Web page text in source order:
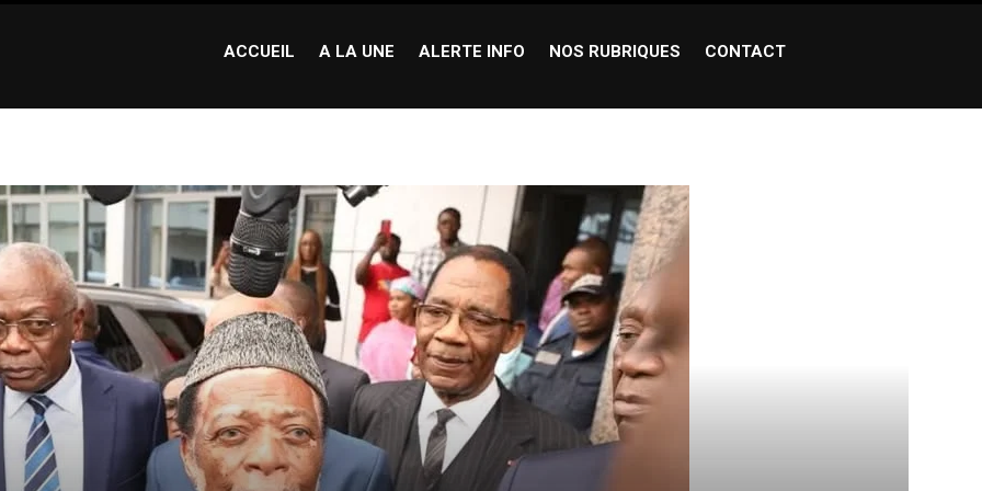
ACCUEIL A LA UNE ALERTE INFO NOS RUBRIQUES CONTACT